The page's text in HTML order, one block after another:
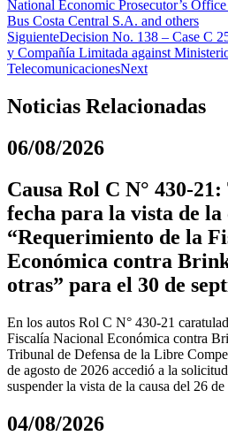
National Economic Prosecutor’s
Bus Costa Central S.A. and others
SiguienteDecision No. 138 – Case C
y Compañía Limitada against
TelecomunicacionesNext
Noticias Relacionadas
06/08/2026
Causa Rol C N° 430-
fecha para la vista de
“Requerimiento de la
Económica contra
otras” para el 30 de
En los autos Rol C N° 430-21
Fiscalía Nacional Económica contra
Tribunal de Defensa de la Libre
de agosto de 2026 accedió a la
suspender la vista de la causa del 26
04/08/2026